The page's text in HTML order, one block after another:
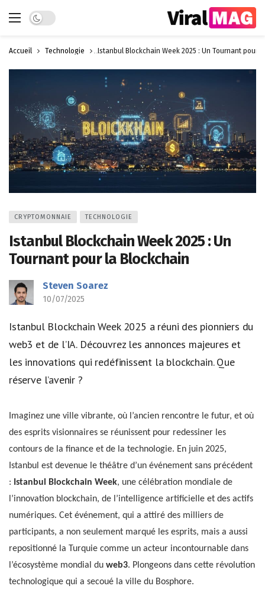
Dark mode
Accueil Technologie Istanbul Blockchain Week 2025 : Un Tournant pour
CRYPTOMONNAIE TECHNOLOGIE
Istanbul Blockchain Week 2025 : Un
Tournant pour la Blockchain
Steven Soarez
10/07/2025
Istanbul Blockchain Week 2025 a réuni des pionniers du
web3 et de l’IA. Découvrez les annonces majeures et
les innovations qui redéfinissent la blockchain. Que
réserve l’avenir ?
Imaginez une ville vibrante, où l’ancien rencontre le futur, et où
des esprits visionnaires se réunissent pour redessiner les
contours de la finance et de la technologie. En juin 2025,
Istanbul est devenue le théâtre d’un événement sans précédent
: Istanbul Blockchain Week, une célébration mondiale de
l’innovation blockchain, de l’intelligence artificielle et des actifs
numériques. Cet événement, qui a attiré des milliers de
participants, a non seulement marqué les esprits, mais a aussi
repositionné la Turquie comme un acteur incontournable dans
l’écosystème mondial du web3. Plongeons dans cette révolution
technologique qui a secoué la ville du Bosphore.